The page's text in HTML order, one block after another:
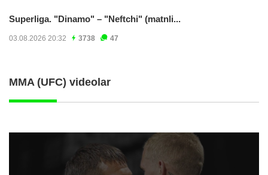
Superliga. "Dinamo" – "Neftchi" (matnli...
03.08.2026 20:32 3738 47
MMA (UFC) videolar